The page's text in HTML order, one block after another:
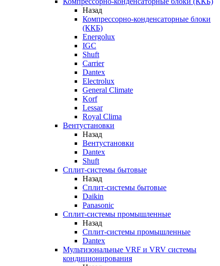
Назад
Компрессорно-конденсаторные блоки
(ККБ)
Energolux
IGC
Shuft
Carrier
Dantex
Electrolux
General Climate
Korf
Lessar
Royal Clima
Вентустановки
Назад
Вентустановки
Dantex
Shuft
Сплит-системы бытовые
Назад
Сплит-системы бытовые
Daikin
Panasonic
Сплит-системы промышленные
Назад
Сплит-системы промышленные
Dantex
Мультизональные VRF и VRV системы
кондиционирования